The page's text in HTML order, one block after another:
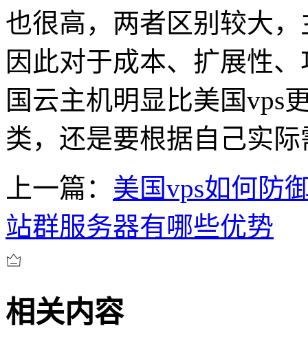
也很高，两者区别较大
因此对于成本、扩展性
国云主机明显比美国vps
类，还是要根据自己实
上一篇： 美国vps如何防
站群服务器有哪些优势
相关内容